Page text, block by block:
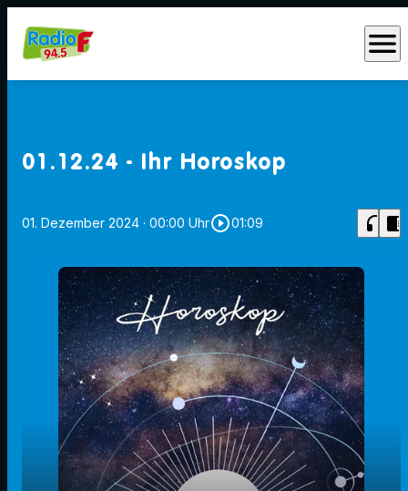
menu
01.12.24 - Ihr Horoskop
01. Dezember 2024 · 00:00 Uhrplay_circle_outline01:09 headphones chrome_reader_mode